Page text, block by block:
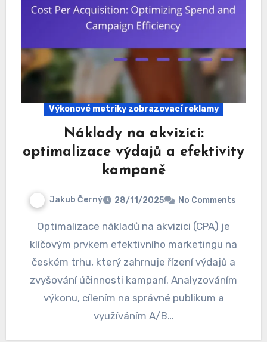
Výkonové metriky zobrazovací reklamy
Náklady na akvizici:
optimalizace výdajů a efektivity
kampaně
Jakub Černý 28/11/2025 No Comments
Optimalizace nákladů na akvizici (CPA) je
klíčovým prvkem efektivního marketingu na
českém trhu, který zahrnuje řízení výdajů a
zvyšování účinnosti kampaní. Analyzováním
výkonu, cílením na správné publikum a
využíváním A/B…